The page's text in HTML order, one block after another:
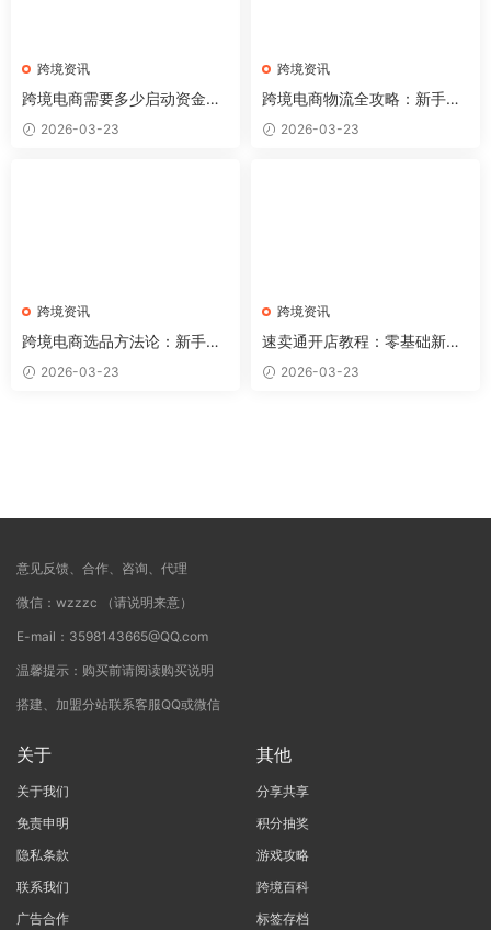
跨境资讯
跨境电商需要多少启动资金？
各平台资金规划详解
2026-03-23
跨境资讯
跨境电商物流全攻略：新手必
懂的5种国际物流方式
2026-03-23
跨境资讯
跨境电商选品方法论：新手如
何找到第一个赚钱的产品？
2026-03-23
跨境资讯
速卖通开店教程：零基础新手
如何从0到1做速卖通（2026
完整版）
2026-03-23
意见反馈、合作、咨询、代理
微信：wzzzc （请说明来意）
E-mail：3598143665@QQ.com
温馨提示：购买前请阅读购买说明
搭建、加盟分站联系客服QQ或微信
关于
关于我们
免责申明
隐私条款
联系我们
广告合作
其他
分享共享
积分抽奖
游戏攻略
跨境百科
标签存档